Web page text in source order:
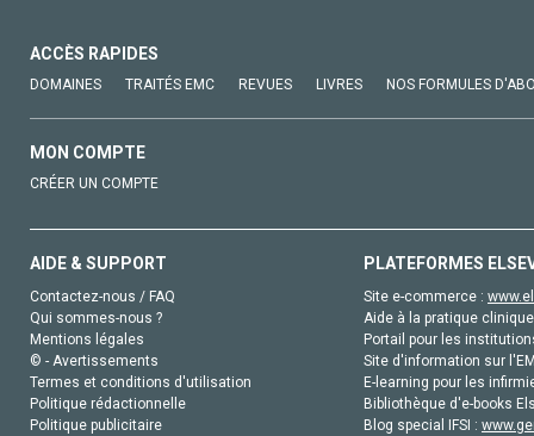
ACCÈS RAPIDES
DOMAINES TRAITÉS EMC REVUES LIVRES NOS FORMULES
MON COMPTE
CRÉER UN COMPTE
AIDE & SUPPORT
Contactez-nous / FAQ
Qui sommes-nous ?
Mentions légales
© - Avertissements
Termes et conditions d'utilisation
Politique rédactionnelle
Politique publicitaire
PLATEFORMES
Site e-commerce :
Aide à la pratique
Portail pour les
Site d'information sur
E-learning pour les
Bibliothèque d'e-books
Blog special IFSI :